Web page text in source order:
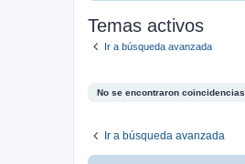
Temas activos
Ir a búsqueda avanzada
No se encontraron coincidencias.
Ir a búsqueda avanzada